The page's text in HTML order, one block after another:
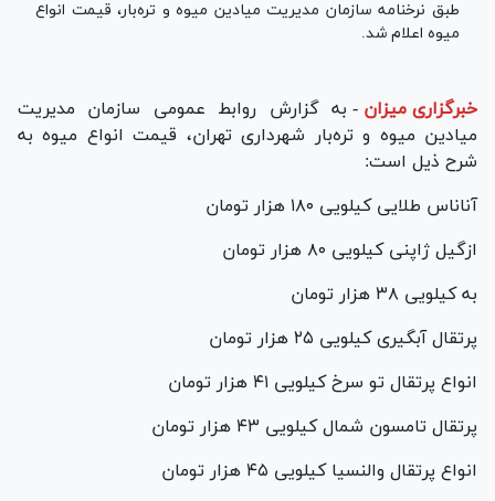
طبق نرخنامه سازمان مدیریت میادین میوه و تره‌بار، قیمت انواع
میوه اعلام شد.
خبرگزاری میزان - به گزارش روابط عمومی سازمان مدیریت
میادین میوه و تره‌بار شهرداری تهران، قیمت انواع میوه به
شرح ذیل است:
آناناس طلایی کیلویی ۱۸۰ هزار تومان
ازگیل ژاپنی کیلویی ۸۰ هزار تومان
به کیلویی ۳۸ هزار تومان
پرتقال آبگیری کیلویی ۲۵ هزار تومان
انواع پرتقال تو سرخ کیلویی ۴۱ هزار تومان
پرتقال تامسون شمال کیلویی ۴۳ هزار تومان
انواع پرتقال والنسیا کیلویی ۴۵ هزار تومان